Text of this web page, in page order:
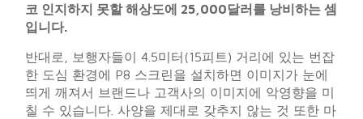
코 인지하지 못할 해상도에 25,000달러를 낭비하는 셈
입니다.
반대로, 보행자들이 4.5미터(15피트) 거리에 있는 번잡
한 도심 환경에 P8 스크린을 설치하면 이미지가 눈에
띄게 깨져서 브랜드나 고객사의 이미지에 악영향을 미
칠 수 있습니다. 사양을 제대로 갖추지 않는 것 또한 마